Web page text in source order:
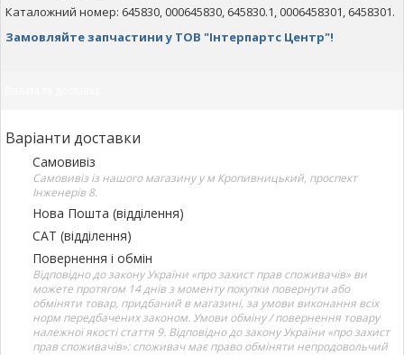
Каталожний номер: 645830, 000645830, 645830.1, 0006458301, 6458301.
Замовляйте запчастини у ТОВ "Інтерпартс Центр"!
Варіанти доставки
Самовивіз
Самовивіз із нашого магазину у м Кропивницький, проспект
Інженерів 8.
Нова Пошта (відділення)
САТ (відділення)
Повернення і обмін
Відповідно до закону України «про захист прав споживачів» ви
можете протягом 14 днів з моменту покупки повернути або
обміняти товар, придбаний в магазині, за умови виконання всіх
норм передбачених законом. Умови обміну / повернення товару
належної якості стаття 9. Відповідно до закону України «про захист
прав споживачів»: споживач має право обміняти непродовольчий